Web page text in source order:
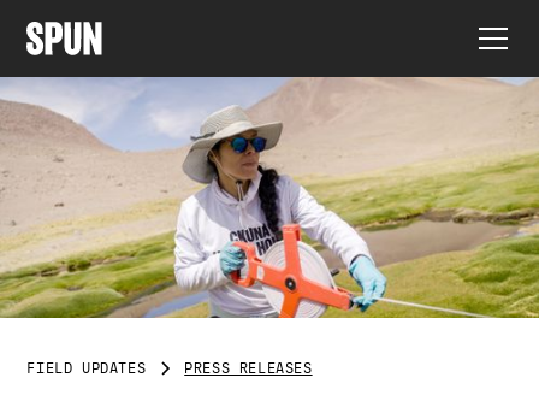
FIELD UPDATES PRESS RELEASES